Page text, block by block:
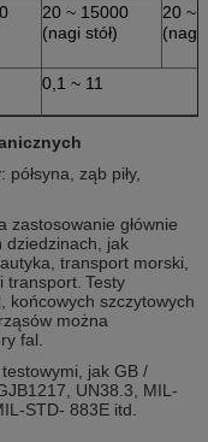
20 ~ 15000
(nagi stół)
20 ~
(nagi
0,1 ~ 11
ząb piły,
zastosowanie głównie
dziedzinach, jak
transport morski,
transport. Testy
końcowych szczytowych
można
fal.
jak GB /
UN38.3, MIL-
STD- 883E itd.